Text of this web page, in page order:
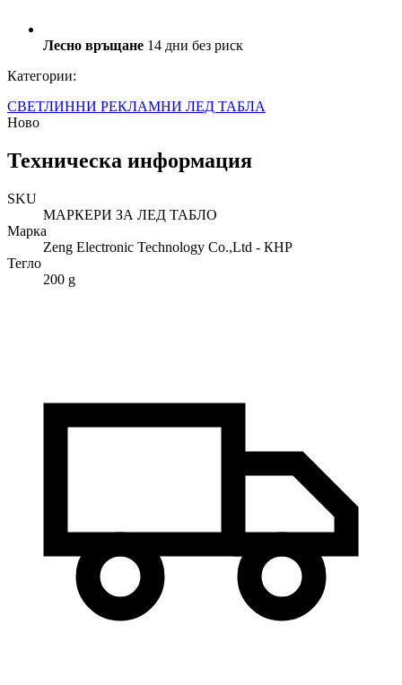
Лесно връщане 14 дни без риск
Категории:
СВЕТЛИННИ РЕКЛАМНИ ЛЕД ТАБЛА
Ново
Техническа информация
SKU
МАРКЕРИ ЗА ЛЕД ТАБЛО
Марка
Zeng Electronic Technology Co.,Ltd - КНР
Тегло
200 g